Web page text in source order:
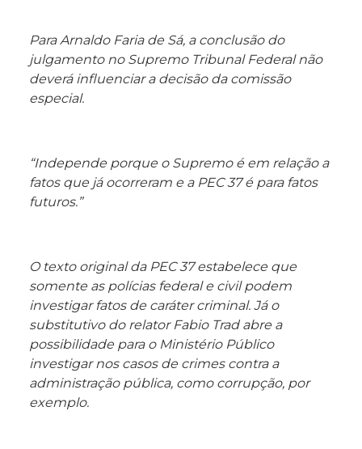
Para Arnaldo Faria de Sá, a conclusão do
julgamento no Supremo Tribunal Federal não
deverá influenciar a decisão da comissão
especial.
“Independe porque o Supremo é em relação a
fatos que já ocorreram e a PEC 37 é para fatos
futuros.”
O texto original da PEC 37 estabelece que
somente as polícias federal e civil podem
investigar fatos de caráter criminal. Já o
substitutivo do relator Fabio Trad abre a
possibilidade para o Ministério Público
investigar nos casos de crimes contra a
administração pública, como corrupção, por
exemplo.